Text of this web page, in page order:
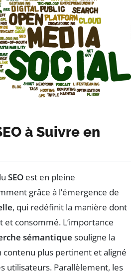
à Suivre en
SEO est en pleine
grâce à l’émergence de
, qui redéfinit la manière dont
consommé. L’importance
sémantique souligne la
contenu plus pertinent et aligné
utilisateurs. Parallèlement, les